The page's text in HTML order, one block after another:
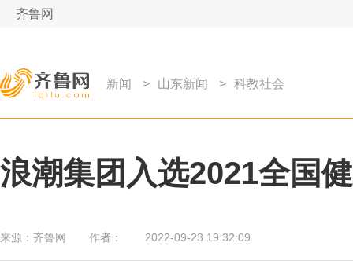
齐鲁网
新闻 > 山东新闻 > 科教社会
浪潮集团入选2021全国
来源： 齐鲁网 作者： 2022-09-23 19:32:09